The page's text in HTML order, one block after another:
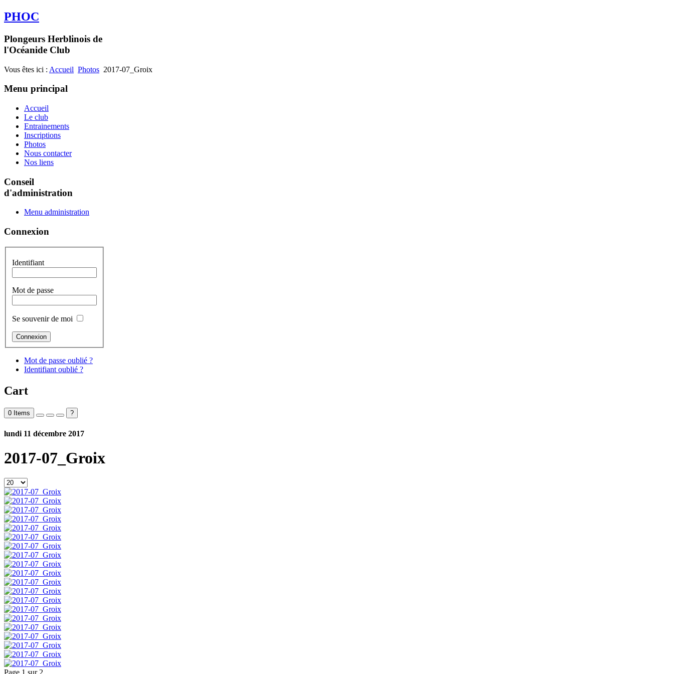
PHOC
Plongeurs Herblinois de
l'Océanide Club
Vous êtes ici : Accueil Photos 2017-07_Groix
Menu principal
Accueil
Le club
Entrainements
Inscriptions
Photos
Nous contacter
Nos liens
Conseil
d'administration
Menu administration
Connexion
Identifiant
Mot de passe
Se souvenir de moi
Mot de passe oublié ?
Identifiant oublié ?
Cart
0 Items ?
lundi 11 décembre 2017
2017-07_Groix